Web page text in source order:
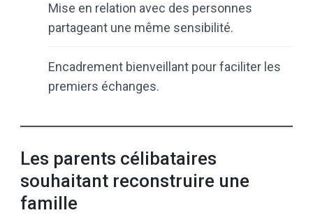
Mise en relation avec des personnes
partageant une même sensibilité.
Encadrement bienveillant pour faciliter les
premiers échanges.
Les parents célibataires
souhaitant reconstruire une
famille